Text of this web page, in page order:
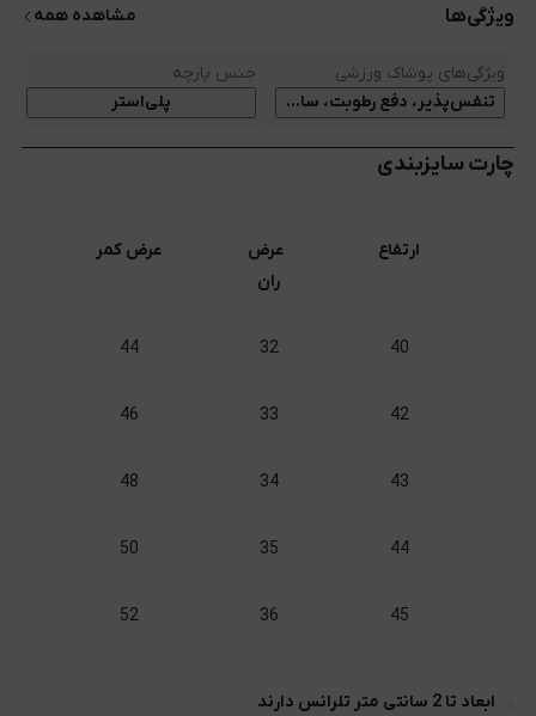
ویژگی‌ها مشاهده همه
ویژگی‌های پوشاک ورزشی
تنفس‌پذیر، دفع رطوبت، سایر، خشک‌شونده سریع، کمر قابل تنظیم
جنس پارچه
پلی‌استر
چارت سایزبندی
ارتفاع
عرض
ران
عرض کمر
40
32
44
42
33
46
43
34
48
44
35
50
45
36
52
ابعاد تا 2 سانتی متر تلرانس دارند